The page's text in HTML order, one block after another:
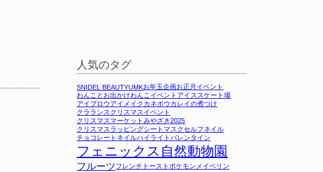
人気のタグ
SNIDEL BEAUTYUMKお年玉企画お正月イベント
わんことお出かけわんこイベント アイススケート場
アイブロウアイメイク カネボウカレイの煮つけ
クラランス クリスマスイベント
クリスマスマーケットみやざき2025
クリスマスラッピングシートマスクセルフネイル
チョコレートネイルハイライトバレンタイン
フェニックス自然動物園
フルーツフレンチトーストポケモンメイベリン